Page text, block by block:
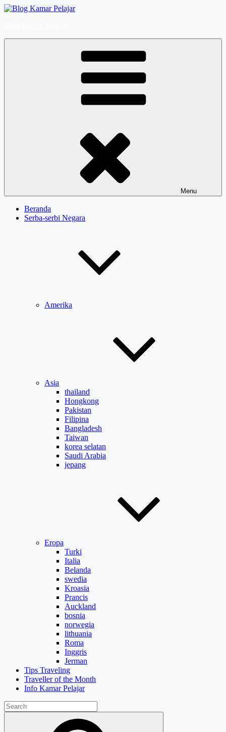
Skip
Menu
Beranda
Serba-serbi Negara
Amerika
Asia
thailand
Hongkong
Pakistan
Filipina
Bangladesh
Taiwan
korea selatan
Saudi Arabia
jepang
Eropa
Turki
Italia
Belanda
swedia
Kroasia
Prancis
Auckland
bosnia
norwegia
lithuania
Roma
Inggris
Jerman
Tips Traveling
Traveller of the Month
Info Kamar Pelajar
Search
for: